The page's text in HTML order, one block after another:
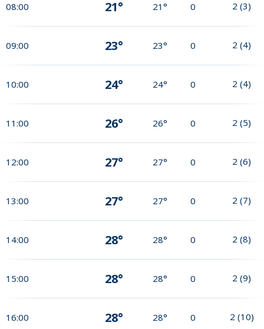
08:00 21° 21° 0 2 (3)
09:00 23° 23° 0 2 (4)
10:00 24° 24° 0 2 (4)
11:00 26° 26° 0 2 (5)
12:00 27° 27° 0 2 (6)
13:00 27° 27° 0 2 (7)
14:00 28° 28° 0 2 (8)
15:00 28° 28° 0 2 (9)
16:00 28° 28° 0 2 (10)